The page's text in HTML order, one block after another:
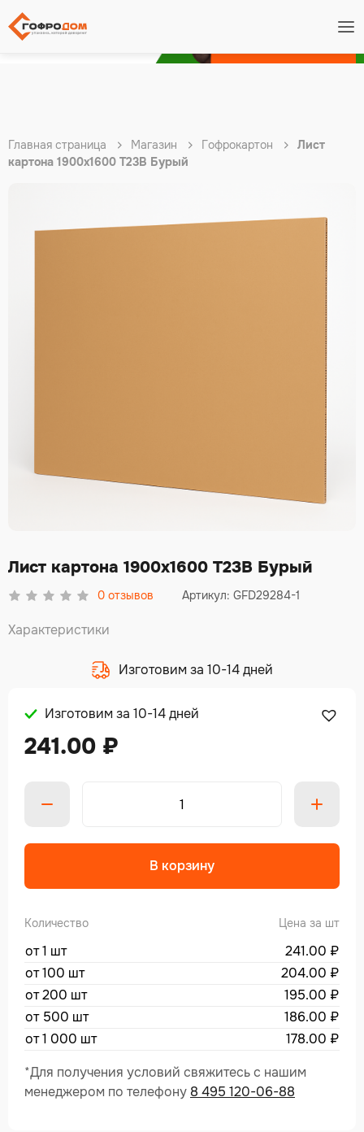
Главная страница Магазин Гофрокартон
Лист
картона 1900х1600 Т23В Бурый
Лист картона 1900х1600 Т23В Бурый
0 отзывов Артикул: GFD29284-1
Характеристики
Изготовим за 10-14 дней
Изготовим за 10-14 дней
241.00 ₽
В корзину
Количество Цена за шт
от 1 шт 241.00 ₽
от 100 шт
204.00 ₽
от 200 шт
195.00 ₽
от 500 шт
186.00 ₽
от 1 000 шт
178.00 ₽
*Для получения условий свяжитесь с нашим
менеджером по телефону 8 495 120-06-88